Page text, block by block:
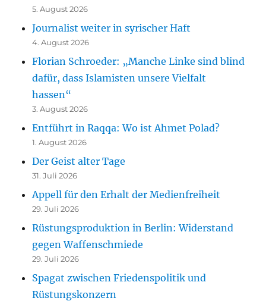
5. August 2026
Journalist weiter in syrischer Haft
4. August 2026
Florian Schroeder: „Manche Linke sind blind
dafür, dass Islamisten unsere Vielfalt
hassen“
3. August 2026
Entführt in Raqqa: Wo ist Ahmet Polad?
1. August 2026
Der Geist alter Tage
31. Juli 2026
Appell für den Erhalt der Medienfreiheit
29. Juli 2026
Rüstungsproduktion in Berlin: Widerstand
gegen Waffenschmiede
29. Juli 2026
Spagat zwischen Friedenspolitik und
Rüstungskonzern